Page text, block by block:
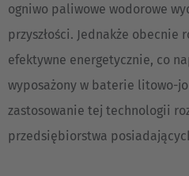
ogniwo paliwowe wodorowe
przyszłości. Jednakże obecnie
efektywne energetycznie, co
wyposażony w baterie litowo-
zastosowanie tej technologii
przedsiębiorstwa